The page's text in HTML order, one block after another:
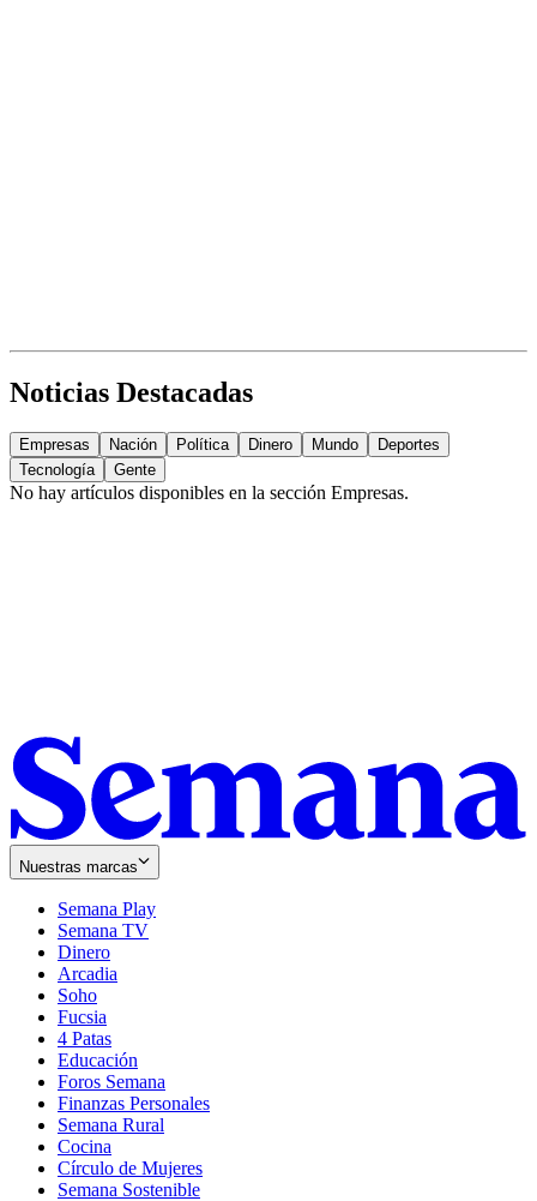
Noticias Destacadas
Empresas Nación Política Dinero Mundo
Deportes
Tecnología
Gente
No hay artículos disponibles en la sección Empresas.
Nuestras marcas
Semana Play
Semana TV
Dinero
Arcadia
Soho
in
new
window
Fucsia
in
new
window
4 Patas
Educación
Foros Semana
Finanzas Personales
Semana Rural
Cocina
Círculo de Mujeres
Semana Sostenible